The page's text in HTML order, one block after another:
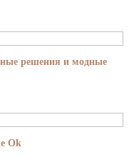
решения и модные
Ok